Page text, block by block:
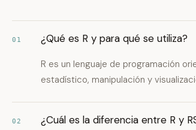
01 ¿Qué es R y para qué se utiliza?
R es un lenguaje de programación
estadístico, manipulación y
02 ¿Cuál es la diferencia entre R y